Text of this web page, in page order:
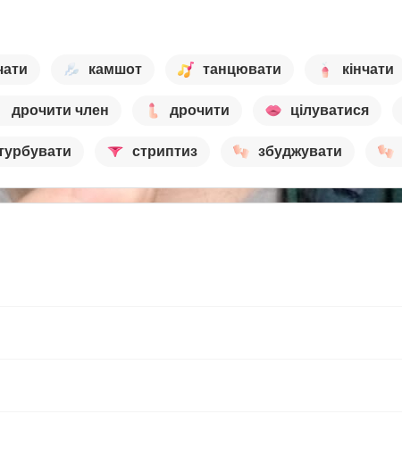
камшот танцювати кінчати
дрочити член дрочити цілуватися
стриптиз збуджувати